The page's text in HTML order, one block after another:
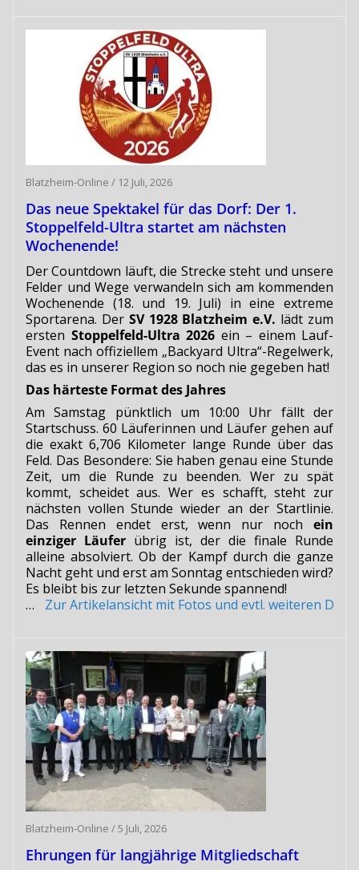
Blatzheim-Online / 12 Juli, 2026
Das neue Spektakel für das Dorf: Der 1.
Stoppelfeld-Ultra startet am nächsten
Wochenende!
Der Countdown läuft, die Strecke steht und unsere
Felder und Wege verwandeln sich am kommenden
Wochenende (18. und 19. Juli) in eine extreme
Sportarena. Der SV 1928 Blatzheim e.V. lädt zum
ersten Stoppelfeld-Ultra 2026 ein – einem Lauf-
Event nach offiziellem „Backyard Ultra“-Regelwerk,
das es in unserer Region so noch nie gegeben hat!
Das härteste Format des Jahres
Am Samstag pünktlich um 10:00 Uhr fällt der
Startschuss. 60 Läuferinnen und Läufer gehen auf
die exakt 6,706 Kilometer lange Runde über das
Feld. Das Besondere: Sie haben genau eine Stunde
Zeit, um die Runde zu beenden. Wer zu spät
kommt, scheidet aus. Wer es schafft, steht zur
nächsten vollen Stunde wieder an der Startlinie.
Das Rennen endet erst, wenn nur noch ein
einziger Läufer übrig ist, der die finale Runde
alleine absolviert. Ob der Kampf durch die ganze
Nacht geht und erst am Sonntag entschieden wird?
Es bleibt bis zur letzten Sekunde spannend!
…Zur Artikelansicht mit Fotos und evtl. weiteren
Blatzheim-Online /5 Juli, 2026
Ehrungen für langjährige Mitgliedschaft